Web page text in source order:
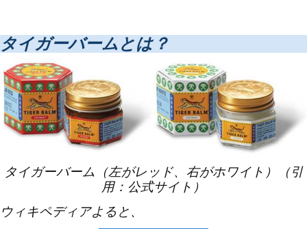
タイガーバームとは？
タイガーバーム（左がレッド、右がホワイト）（引
用：公式サイト）
ウィキペディアよると、